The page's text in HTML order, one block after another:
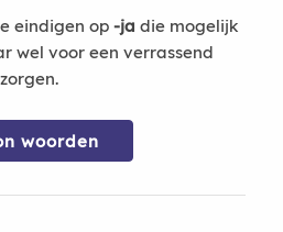
eindigen op -ja die mogelijk
wel voor een verrassend
woorden